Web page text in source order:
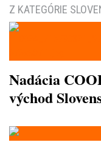
Z KATEGÓRIE
Nadácia
východ